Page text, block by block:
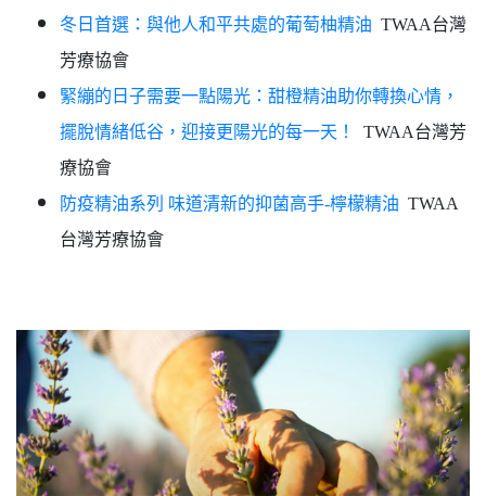
冬日首選：與他人和平共處的葡萄柚精油 TWAA台灣
芳療協會
緊繃的日子需要一點陽光：甜橙精油助你轉換心情，
擺脫情緒低谷，迎接更陽光的每一天！
TWAA台灣芳
療協會
防疫精油系列 味道清新的抑菌高手-檸檬精油 TWAA
台灣芳療協會